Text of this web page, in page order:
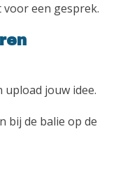
een gesprek.
jouw idee.
bij de balie op de